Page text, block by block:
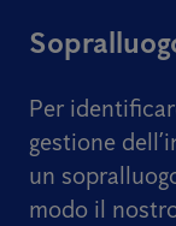
Per
gestione
un
modo il